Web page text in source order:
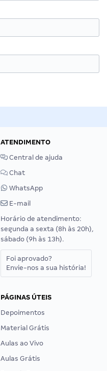
ATENDIMENTO
Central de ajuda
Chat
WhatsApp
E-mail
Horário de atendimento:
segunda a sexta (8h às 20h),
sábado (9h às 13h).
Foi aprovado?
Envie-nos a sua história!
PÁGINAS ÚTEIS
Depoimentos
Material Grátis
Aulas ao Vivo
Aulas Grátis